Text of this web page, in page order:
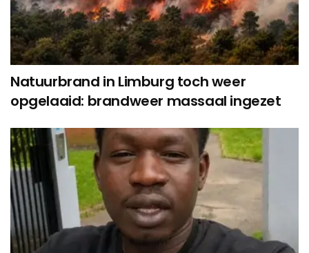
Natuurbrand in Limburg toch weer
opgelaaid: brandweer massaal ingezet